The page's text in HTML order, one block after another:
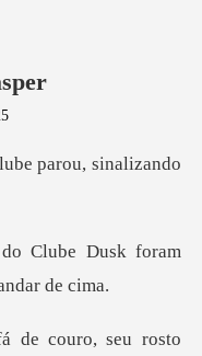
0
parou, sinalizand
o Clube Dusk foram
rosto